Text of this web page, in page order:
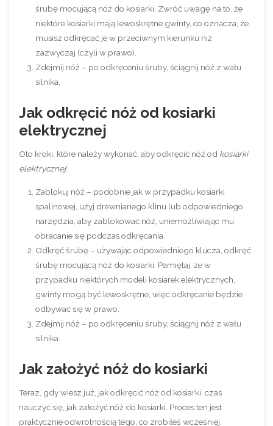
śrubę mocującą nóż do kosiarki. Zwróć uwagę na to, że
niektóre kosiarki mają lewoskrętne gwinty, co oznacza, że
musisz odkręcać je w przeciwnym kierunku niż
zazwyczaj (czyli w prawo).
Zdejmij nóż – po odkręceniu śruby, ściągnij nóż z wału
silnika.
Jak odkręcić nóż od kosiarki
elektrycznej
Oto kroki, które należy wykonać, aby odkręcić nóż od kosiarki
elektrycznej:
Zablokuj nóż – podobnie jak w przypadku kosiarki
spalinowej, użyj drewnianego klinu lub odpowiedniego
narzędzia, aby zablokować nóż, uniemożliwiając mu
obracanie się podczas odkręcania.
Odkręć śrubę – używając odpowiedniego klucza, odkręć
śrubę mocującą nóż do kosiarki. Pamiętaj, że w
przypadku niektórych modeli kosiarek elektrycznych,
gwinty mogą być lewoskrętne, więc odkręcanie będzie
odbywać się w prawo.
Zdejmij nóż – po odkręceniu śruby, ściągnij nóż z wału
silnika.
Jak założyć nóż do kosiarki
Teraz, gdy wiesz już, jak odkręcić nóż od kosiarki, czas
nauczyć się, jak założyć nóż do kosiarki. Proces ten jest
praktycznie odwrotnością tego, co zrobiłeś wcześniej: